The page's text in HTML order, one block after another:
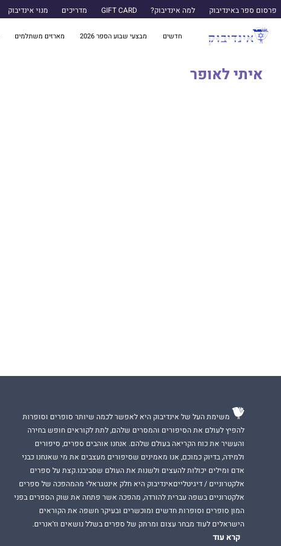
פרסום ספר באינדיבוק למה אינדיבוק? GIFT CARD מדריכים מנוי אינדיבוק
חדשים מבצעי שבוע הספר 2026 מארזים משתלמים
איתי לאופר
משימת העל של אינדיבוק היא לאפשר לכמה שיותר סופרים וסופרות
להפיץ לעולם את הסיפורים והמסרים שלהם, לתת לקוראים חופש בחירה
והעשיר את כוח הקריאה בעולם שלהם. אנחנו אוהבים ספרים, סיפורים
ולמידה, בדיוק כמוכם, אנו מאמינים שסיפורים מעצבים את מי שאנחנו כבני
אדם ומילים יכולות להעצים ולשנות את העולם שסביבנו.קצת על ספרים
אלקטרוניים / דיגיטלייםאינדיבוק היא חלק אינטגראלי מהמהפכה של ספרים
אלקטרוניים בשפה עברית להורדה, מהפכה אשר פתחה את שוק הספרים בפני
המון סופרים וסופרות חדשים ומוכשרים ובעיקר חשפה את הקוראים
הישראלים לעוד מבחר עצום ומרתק של ספרים בשלל נושאים וז'אנרים.
קרא עוד